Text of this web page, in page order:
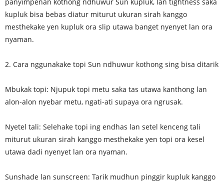
kupluk bisa bebas diatur miturut ukuran sirah kanggo
mesthekake yen kupluk ora slip utawa banget nyenyet lan ora
nyaman.
2. Cara nggunakake topi Sun ndhuwur kothong sing bisa ditarik
Mbukak topi: Njupuk topi metu saka tas utawa kanthong lan
alon-alon nyebar metu, ngati-ati supaya ora ngrusak.
Nyetel tali: Selehake topi ing endhas lan setel kenceng tali
miturut ukuran sirah kanggo mesthekake yen topi ora kesel
utawa dadi nyenyet lan ora nyaman.
Sunshade lan sunscreen: Tarik mudhun pinggir kupluk kanggo